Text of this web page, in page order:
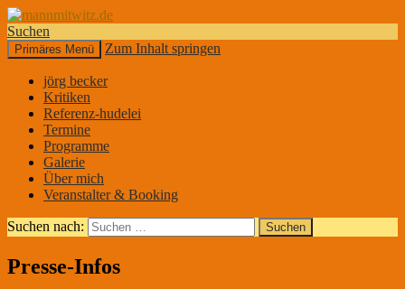
mannmitwitz.de
Suchen
Primäres Menü Zum Inhalt springen
jörg becker
Kritiken
Referenz-hudelei
Termine
Programme
Galerie
Über mich
Veranstalter & Booking
Suchen nach:
Presse-Infos